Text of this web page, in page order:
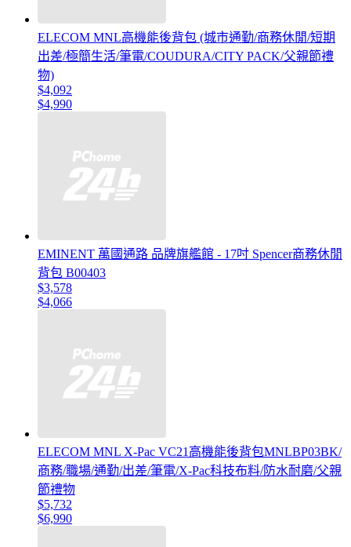
ELECOM MNL高機能後背包 (城市通勤/商務休閒/短期
出差/極簡生活/筆電/COUDURA/CITY PACK/父親節禮
物)
$4,092
$4,990
EMINENT 萬國通路 品牌旗艦館 - 17吋 Spencer商務休閒
背包 B00403
$3,578
$4,066
ELECOM MNL ‎X-Pac VC21高機能後背包MNLBP03BK/
商務/職場/通勤/出差/筆電/X-Pac科技布料/防水耐磨/父親
節禮物
$5,732
$6,990